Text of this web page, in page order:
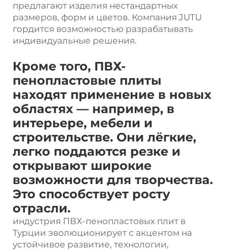
предлагают изделия нестандартных
размеров, форм и цветов. Компания JUTU
гордится возможностью разрабатывать
индивидуальные решения.
Кроме того, ПВХ-
пенопластовые плиты
находят применение в новых
областях — например, в
интерьере, мебели и
строительстве. Они лёгкие,
легко поддаются резке и
открывают широкие
возможности для творчества.
Это способствует росту
отрасли.
индустрия ПВХ-пенопластовых плит в
Турции эволюционирует с акцентом на
устойчивое развитие, технологии,